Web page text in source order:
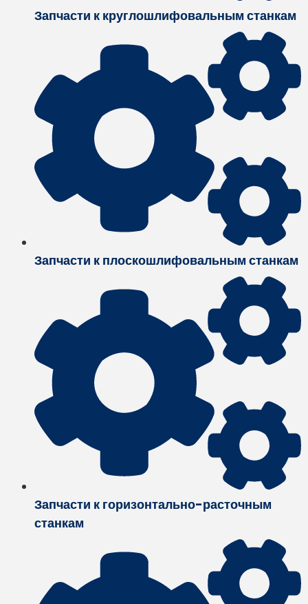
Запчасти к круглошлифовальным станкам
Запчасти к плоскошлифовальным станкам
Запчасти к горизонтально-расточным
станкам